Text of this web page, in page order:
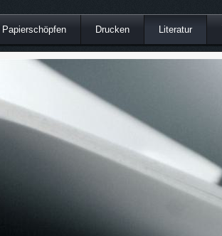
Papierschöpfen Drucken Literatur